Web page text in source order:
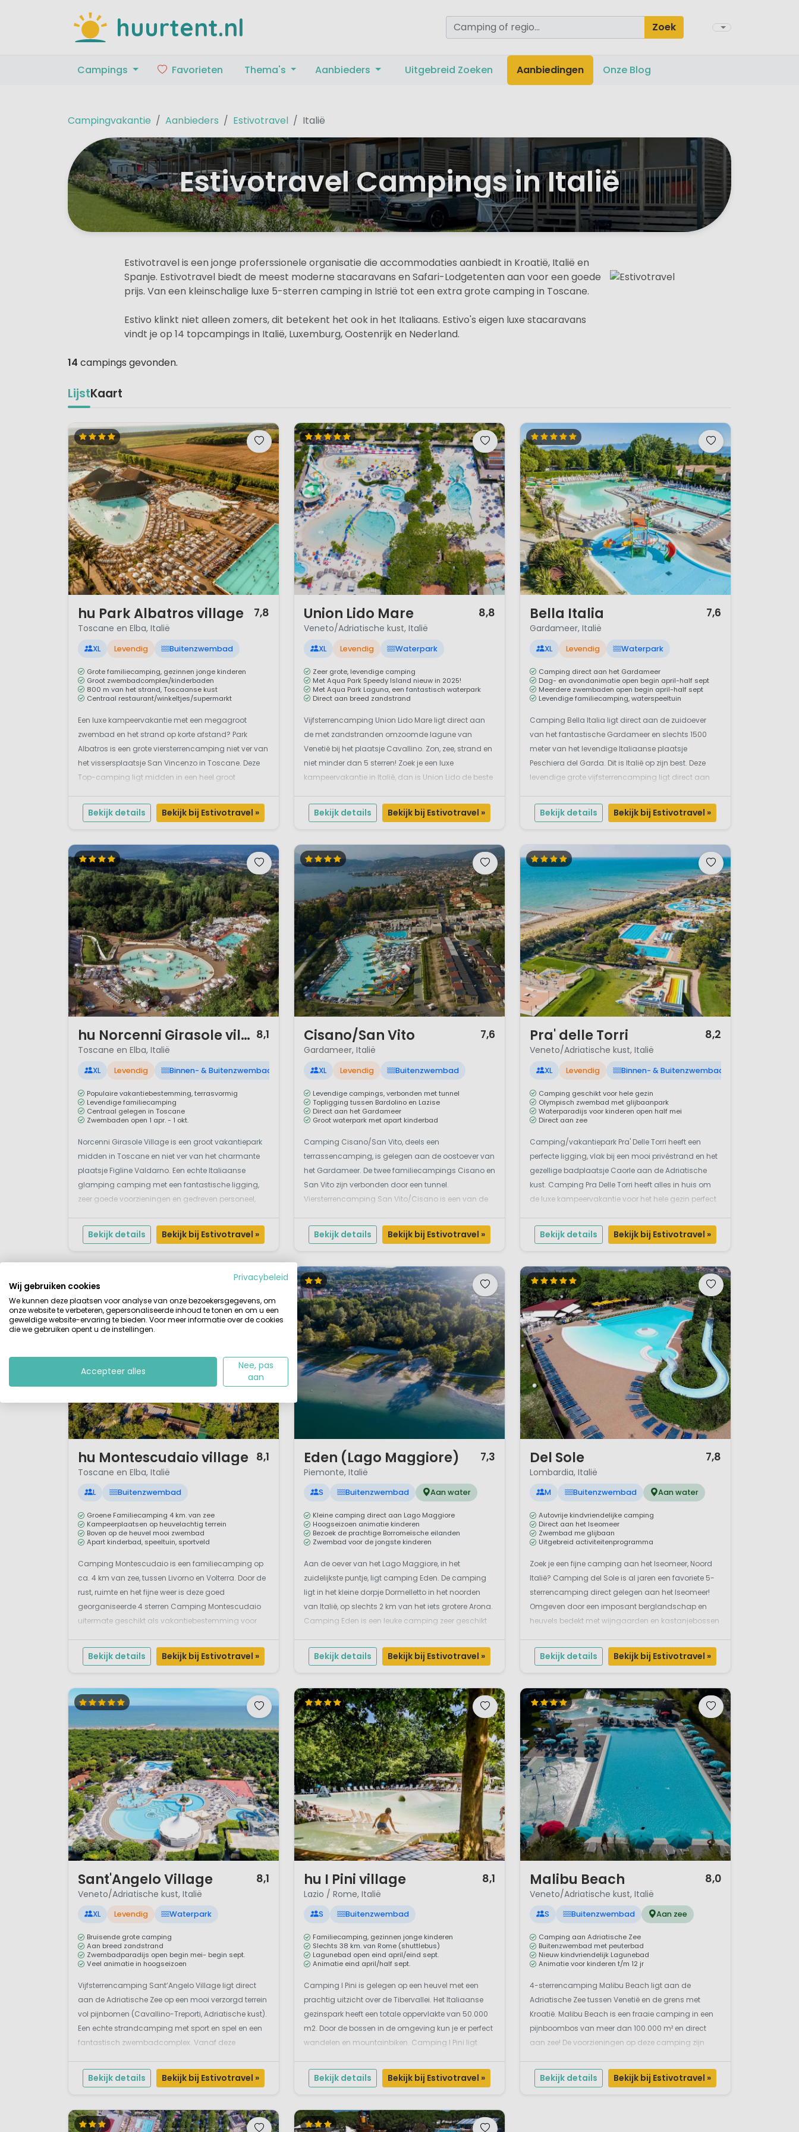
huurtent.nl Zoek
Campings Favorieten Thema's Aanbieders Uitgebreid Zoeken Aanbiedingen Onze Blog
Campingvakantie Aanbieders Estivotravel Italië
Estivotravel Campings in Italië
Estivotravel is een jonge proferssionele organisatie die accommodaties aanbiedt in Kroatië, Italië en
Spanje. Estivotravel biedt de meest moderne stacaravans en Safari-Lodgetenten aan voor een goede
prijs. Van een kleinschalige luxe 5-sterren camping in Istrië tot een extra grote camping in Toscane.
Estivo klinkt niet alleen zomers, dit betekent het ook in het Italiaans. Estivo's eigen luxe stacaravans
vindt je op 14 topcampings in Italië, Luxemburg, Oostenrijk en Nederland.
14 campings gevonden.
LijstKaart
hu Park Albatros village 7,8
Toscane en Elba, Italië
XL Levendig Buitenzwembad
Grote familiecamping, gezinnen jonge kinderen
Groot zwembadcomplex/kinderbaden
800 m van het strand, Toscaanse kust
Centraal restaurant/winkeltjes/supermarkt
Een luxe kampeervakantie met een megagroot
zwembad en het strand op korte afstand? Park
Albatros is een grote viersterrencamping niet ver van
het vissersplaatsje San Vincenzo in Toscane. Deze
Top-camping ligt midden in een heel groot
bereik je via de weg en een stukje door het bos. Een
vakantie met kindere...
Bekijk details Bekijk bij Estivotravel »
Union Lido Mare 8,8
Veneto/Adriatische kust, Italië
XL Levendig Waterpark
Zeer grote, levendige camping
Met Aqua Park Speedy Island nieuw in 2025!
Met Aqua Park Laguna, een fantastisch waterpark
Direct aan breed zandstrand
Vijfsterrencamping Union Lido Mare ligt direct aan
de met zandstranden omzoomde lagune van
Venetië bij het plaatsje Cavallino. Zon, zee, strand en
niet minder dan 5 sterren! Zoek je een luxe
kampeervakantie in Italië, dan is Union Lido de beste
camping direct aan het strand, ideaal voor een...
Bekijk details Bekijk bij Estivotravel »
Bella Italia 7,6
Gardameer, Italië
XL Levendig Waterpark
Camping direct aan het Gardameer
Dag- en avondanimatie open begin april-half sept
Meerdere zwembaden open begin april-half sept
Levendige familiecamping, waterspeeltuin
Camping Bella Italia ligt direct aan de zuidoever
van het fantastische Gardameer en slechts 1500
meter van het levendige Italiaanse plaatsje
Peschiera del Garda. Dit is Italië op zijn best. Deze
levendige grote vijfsterrencamping ligt direct aan
Bella Italia wordt dit een heerlijke zon-, meer- en...
Bekijk details Bekijk bij Estivotravel »
hu Norcenni Girasole village 8,1
Toscane en Elba, Italië
XL Levendig Binnen- & Buitenzwembad
Populaire vakantiebestemming, terrasvormig
Levendige familiecamping
Centraal gelegen in Toscane
Zwembaden open 1 apr. - 1 okt.
Norcenni Girasole Village is een groot vakantiepark
midden in Toscane en niet ver van het charmante
plaatsje Figline Valdarno. Een echte Italiaanse
glamping camping met een fantastische ligging,
zeer goede voorzieningen en gedreven personeel,
mooie accommodaties, een luxe stacaravan of een
van de comp...
Bekijk details Bekijk bij Estivotravel »
Cisano/San Vito 7,6
Gardameer, Italië
XL Levendig Buitenzwembad
Levendige campings, verbonden met tunnel
Topligging tussen Bardolino en Lazise
Direct aan het Gardameer
Groot waterpark met apart kinderbad
Camping Cisano/San Vito, deels een
terrassencamping, is gelegen aan de oostoever van
het Gardameer. De twee familiecampings Cisano en
San Vito zijn verbonden door een tunnel.
Viersterrencamping San Vito/Cisano is een van de
met een zandstrandje. Vanaf deze kindvriendelijke
camping kun je via een fantast...
Bekijk details Bekijk bij Estivotravel »
Pra' delle Torri 8,2
Veneto/Adriatische kust, Italië
XL Levendig Binnen- & Buitenzwembad
Camping geschikt voor hele gezin
Olympisch zwembad met glijbaanpark
Waterparadijs voor kinderen open half mei
Direct aan zee
Camping/vakantiepark Pra' Delle Torri heeft een
perfecte ligging, vlak bij een mooi privéstrand en het
gezellige badplaatsje Caorle aan de Adriatische
kust. Camping Pra Delle Torri heeft alles in huis om
de luxe kampeervakantie voor het hele gezin perfect
Pra Delle Torri, je vind er het groot...
Bekijk details Bekijk bij Estivotravel »
hu Montescudaio village 8,1
Toscane en Elba, Italië
L Buitenzwembad
Groene Familiecamping 4 km. van zee
Kampeerplaatsen op heuvelachtig terrein
Boven op de heuvel mooi zwembad
Apart kinderbad, speeltuin, sportveld
Camping Montescudaio is een familiecamping op
ca. 4 km van zee, tussen Livorno en Volterra. Door de
rust, ruimte en het fijne weer is deze goed
georganiseerde 4 sterren Camping Montescudaio
uitermate geschikt als vakantiebestemming voor
een vakantie geslaagd maakt, een winkeltje, gratis
wifi, res...
Bekijk details Bekijk bij Estivotravel »
Eden (Lago Maggiore) 7,3
Piemonte, Italië
S Buitenzwembad Aan water
Kleine camping direct aan Lago Maggiore
Hoogseizoen animatie kinderen
Bezoek de prachtige Borromeïsche eilanden
Zwembad voor de jongste kinderen
Aan de oever van het Lago Maggiore, in het
zuidelijkste puntje, ligt camping Eden. De camping
ligt in het kleine dorpje Dormelletto in het noorden
van Italië, op slechts 2 km van het iets grotere Arona.
Camping Eden is een leuke camping zeer geschikt
rustige en zorgeloze oase. Geniet van uitst...
Bekijk details Bekijk bij Estivotravel »
Del Sole 7,8
Lombardia, Italië
M Buitenzwembad Aan water
Autovrije kindvriendelijke camping
Direct aan het Iseomeer
Zwembad me glijbaan
Uitgebreid activiteitenprogramma
Zoek je een fijne camping aan het Iseomeer, Noord
Italië? Camping del Sole is al jaren een favoriete 5-
sterrencamping direct gelegen aan het Iseomeer!
Omgeven door een imposant berglandschap en
heuvels bedekt met wijngaarden en kastanjebossen
Glampingcamping aan het Iseomeer in Noord
ItaliëE...
Bekijk details Bekijk bij Estivotravel »
Sant'Angelo Village 8,1
Veneto/Adriatische kust, Italië
XL Levendig Waterpark
Bruisende grote camping
Aan breed zandstrand
Zwembadparadijs open begin mei- begin sept.
Veel animatie in hoogseizoen
Vijfsterrencamping Sant’Angelo Village ligt direct
aan de Adriatische Zee op een mooi verzorgd terrein
vol pijnbomen (Cavallino-Treporti, Adriatische kust).
Een echte strandcamping met sport en spel en een
fantastisch zwembadcomplex. Vanaf deze
aflopende schitterende strand op. Omgeven door
water ...
Bekijk details Bekijk bij Estivotravel »
hu I Pini village 8,1
Lazio / Rome, Italië
S Buitenzwembad
Familiecamping, gezinnen jonge kinderen
Slechts 38 km. van Rome (shuttlebus)
Lagunebad open eind april/eind sept.
Animatie eind april/half sept.
Camping I Pini is gelegen op een heuvel met een
prachtig uitzicht over de Tibervallei. Het Italiaanse
gezinspark heeft een totale oppervlakte van 50.000
m2. Door de bossen in de omgeving kun je er perfect
wandelen en mountainbiken. Camping I Pini ligt
je de stad Rome een bezoek brengen? ...
Bekijk details Bekijk bij Estivotravel »
Malibu Beach 8,0
Veneto/Adriatische kust, Italië
S Buitenzwembad Aan zee
Camping aan Adriatische Zee
Buitenzwembad met peuterbad
Nieuw kindvriendelijk Lagunebad
Animatie voor kinderen t/m 12 jr
4-sterrencamping Malibu Beach ligt aan de
Adriatische Zee tussen Venetië en de grens met
Kroatië. Malibu Beach is een fraaie camping in een
pijnboombos van meer dan 100.000 m² en direct
aan zee! De voorzieningen op deze camping zijn
zwembad met kindvriendelijke lagune zwembad en
...
Bekijk details Bekijk bij Estivotravel »
Privacybeleid
Wij gebruiken cookies
We kunnen deze plaatsen voor analyse van onze bezoekersgegevens, om
onze website te verbeteren, gepersonaliseerde inhoud te tonen en om u een
geweldige website-ervaring te bieden. Voor meer informatie over de cookies
die we gebruiken opent u de instellingen.
Accepteer alles
Nee, pas
aan